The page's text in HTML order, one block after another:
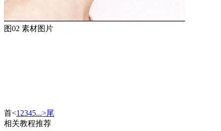
图02 素材图片
首<1 2345...>尾
相关教程推荐